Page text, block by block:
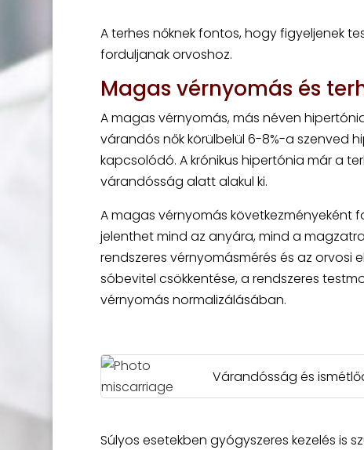
A terhes nőknek fontos, hogy figyeljenek
forduljanak orvoshoz.
Magas vérnyomás és
A magas vérnyomás, más néven
várandós nők körülbelül 6-8%-a szenved
kapcsolódó. A krónikus hipertónia már a
várandósság alatt alakul ki.
A magas vérnyomás következményeként
jelenthet mind az anyára, mind a
rendszeres vérnyomásmérés és az orvosi
sóbevitel csökkentése, a rendszeres
vérnyomás normalizálásában.
Várandósság és
Súlyos esetekben gyógyszeres kezelés is